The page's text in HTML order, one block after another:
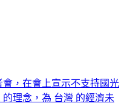
，在會上宣示不支持國光
理念，為 台灣 的經濟未